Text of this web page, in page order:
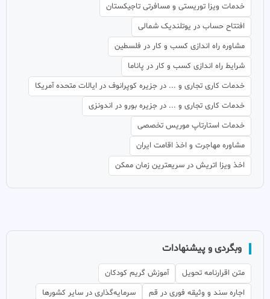
خدمات ویزا توریستی و مسافرتی تاجیکستان
افتتاح حساب در یوتلندیک شمالی
مشاوره راه اندازی کسب و کار در فلسطین
شرایط راه اندازی کسب و کار در پاناما
خدمات کاری تجاری و ... در جزیره کوپرانوف در ایالات متحده آمریکا
خدمات کاری تجاری و ... در جزیره بورو در اندونزی
خدمات استارتاپ موریس تخصصی
مشاوره مهاجرت و اخذ اقامت ایران
اخذ ویزا اتریش در سریعترین زمان ممکن
وبگردی و پیشنهادات
متن اقرارنامه تحویل
آموزش گریم کودکان
اجاره سند و وثیقه فوری در قم
سرمایه‌گذاری در سایر کشورها